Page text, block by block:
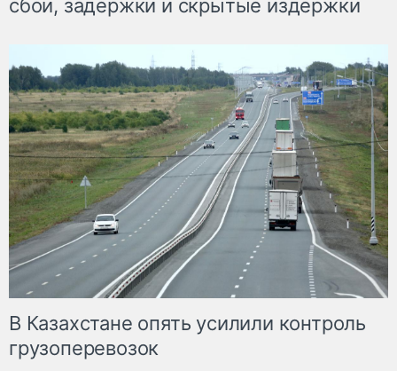
сбои, задержки и скрытые издержки
В Казахстане опять усилили контроль
грузоперевозок